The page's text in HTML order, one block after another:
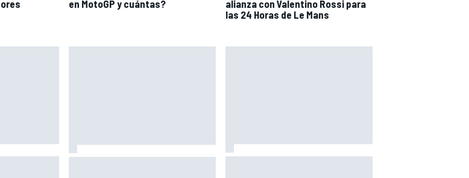
en MotoGP y cuántas?
alianza con Valentino Rossi para
las 24 Horas de Le Mans